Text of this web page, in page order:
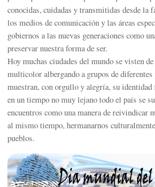
conocidas, cuidadas y transmitidas desde la
los medios de comunicación y las áreas
gobiernos a las nuevas generaciones como
preservar nuestra forma de ser.
Hoy muchas ciudades del mundo se visten
multicolor albergando a grupos de diferentes
muestran, con orgullo y alegría, su
en un tiempo no muy lejano todo el país se
encuentros como una manera de reivindicar
al mismo tiempo, hermanarnos
pueblos.